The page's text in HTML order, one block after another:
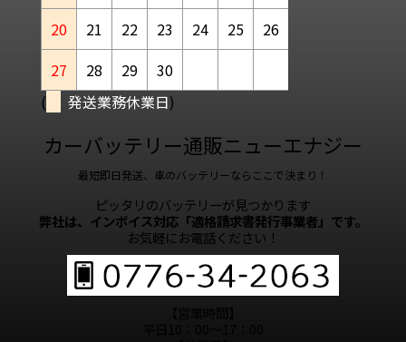
20
21 22 23 24 25
26
27
28 29
30
(
発送業務休業日)
カーバッテリー通販ニューエナジー
最短即日発送、車のバッテリーならここで決まり！
ピッタリのバッテリーが見つかります
弊社は、インボイス対応「適格請求書発行事業者」です。
お気軽にお電話ください！